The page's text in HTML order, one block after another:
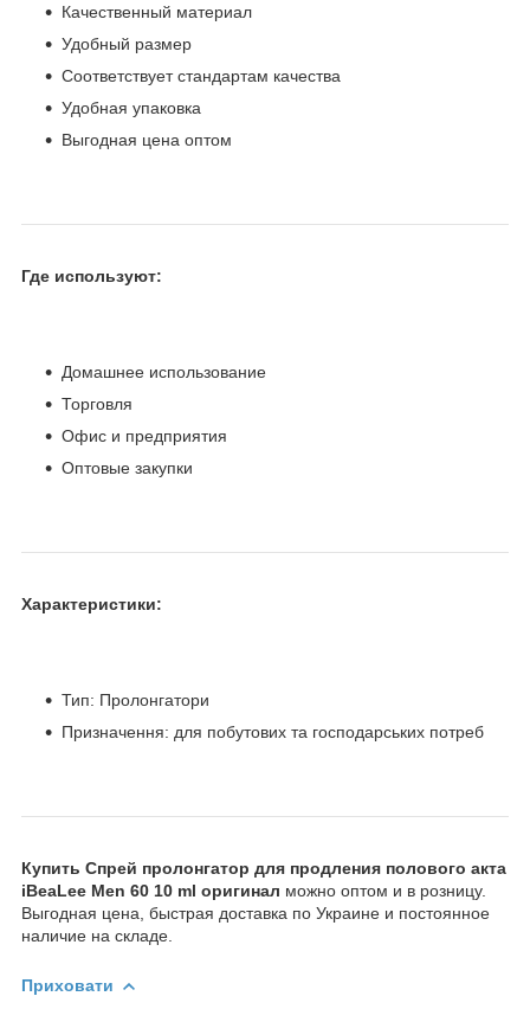
Качественный материал
Удобный размер
Соответствует стандартам качества
Удобная упаковка
Выгодная цена оптом
Где используют:
Домашнее использование
Торговля
Офис и предприятия
Оптовые закупки
Характеристики:
Тип: Пролонгатори
Призначення: для побутових та господарських потреб
Купить Спрей пролонгатор для продления полового акта
iBeaLee Men 60 10 ml оригинал можно оптом и в розницу.
Выгодная цена, быстрая доставка по Украине и постоянное
наличие на складе.
Приховати